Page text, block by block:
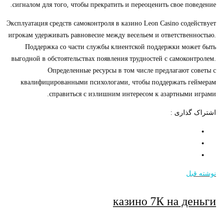
сигналом для того, чтобы прекратить и переоценить свое поведение.
Эксплуатация средств самоконтроля в казино Leon Casino содействует
игрокам удерживать равновесие между весельем и ответственностью.
Поддержка со части службы клиентской поддержки может быть
выгодной в обстоятельствах появления трудностей с самоконтролем.
Определенные ресурсы в том числе предлагают советы с
квалифицированными психологами, чтобы поддержать геймерам
справиться с излишним интересом к азартными играми.
اشتراک گذاری :
نوشته قبل
казино 7К на деньги